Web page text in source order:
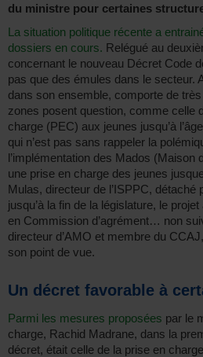
du ministre pour certaines
La situation politique récente a
dossiers en cours. Relégué au
concernant le nouveau Décret Code
pas que des émules dans le secteur.
dans son ensemble, comporte de
zones posent question, comme celle
charge (PEC) aux jeunes jusqu’à
qui n’est pas sans rappeler la
l’implémentation des Mados (Maison
une prise en charge des jeunes
Mulas, directeur de l’ISPPC, détaché
jusqu’à la fin de la législature, le projet
en Commission d’agrément… non
directeur d’AMO et membre du
son point de vue.
Un décret favorable à
Parmi les mesures proposées par le
charge, Rachid Madrane, dans la
décret, était celle de la prise en